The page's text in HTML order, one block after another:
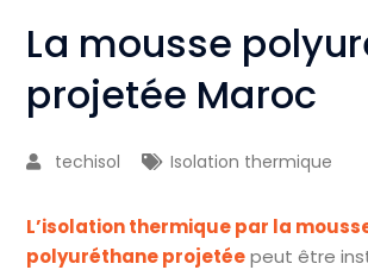
La mousse
projetée Maroc
techisol Isolation thermique
L’isolation thermique par la
polyuréthane projetéepeut être